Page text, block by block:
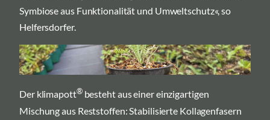
Symbiose aus Funktionalität und Umweltschutz«, so
Helfersdorfer.
Der klimapott®besteht aus einer einzigartigen
Mischung aus Reststoffen: Stabilisierte Kollagenfasern